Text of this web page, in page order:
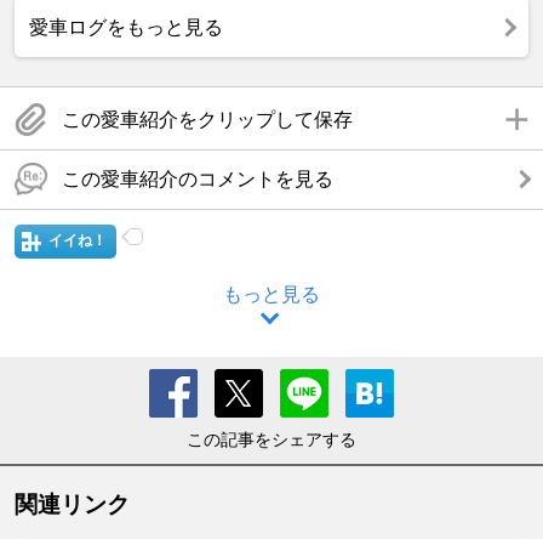
愛車ログをもっと見る
この愛車紹介をクリップして保存
この愛車紹介のコメントを見る
イイね！
もっと見る
この記事をシェアする
関連リンク